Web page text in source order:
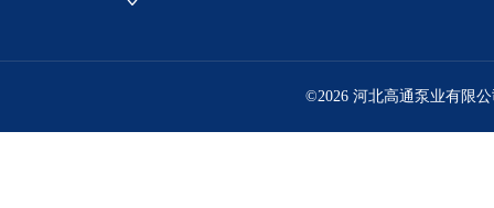
©2026 河北高通泵业有限